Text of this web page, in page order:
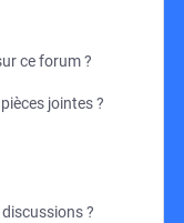
ce forum ?
jointes ?
?